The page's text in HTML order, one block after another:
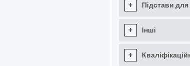
+ Підстави для
+ Інші
+